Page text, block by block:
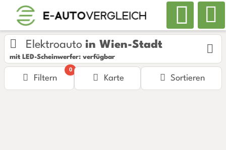
Elektroauto in Wien-Stadt
mit LED-Scheinwerfer: verfügbar
Filtern
0
Karte Sortieren